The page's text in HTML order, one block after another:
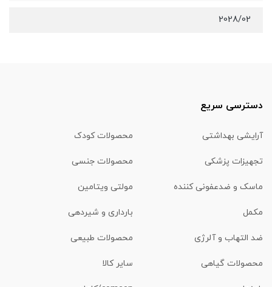
2028/02
دسترسی سریع
آرایشی بهداشتی محصولات کودک
تجهیزات پزشکی محصولات جنسی
ماسک و ضدعفونی کننده مولتی ویتامین
مکمل بارداری و شیردهی
ضد التهاب و آلرژی محصولات طبیعی
محصولات گیاهی سایر کالا